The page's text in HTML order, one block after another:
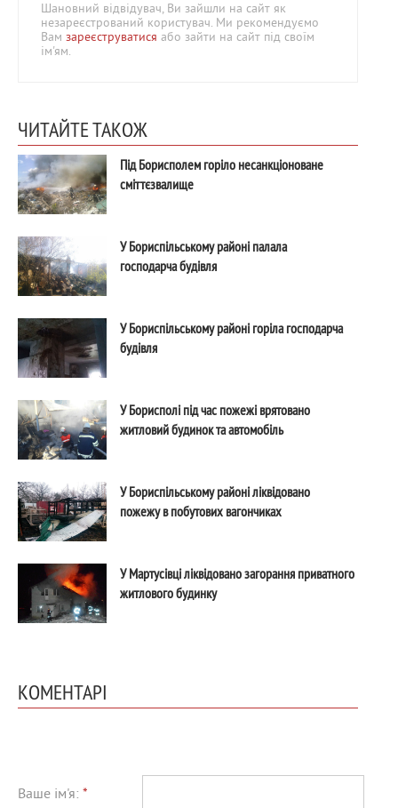
Шановний відвідувач, Ви зайшли на сайт як
незареєстрований користувач. Ми рекомендуємо
Вам зареєструватися або зайти на сайт під своїм
ім'ям.
ЧИТАЙТЕ ТАКОЖ
Під Борисполем горіло несанкціоноване
сміттєзвалище
У Бориспільському районі палала
господарча будівля
У Бориспільському районі горіла господарча
будівля
У Борисполі під час пожежі врятовано
житловий будинок та автомобіль
У Бориспільському районі ліквідовано
пожежу в побутових вагончиках
У Мартусівці ліквідовано загорання приватного
житлового будинку
КОМЕНТАРІ
Ваше ім'я: *